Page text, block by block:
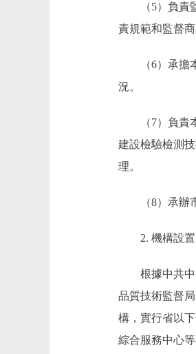
（5）負責監
責規範和監督
（6）承擔本
況。
（7）負責本
建設檢驗檢測
理。
（8）承辦市
2. 機構設置
根據中共中央
品質技術監督
構，實行省以
綜合服務中心